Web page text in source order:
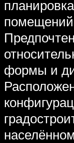
формы и